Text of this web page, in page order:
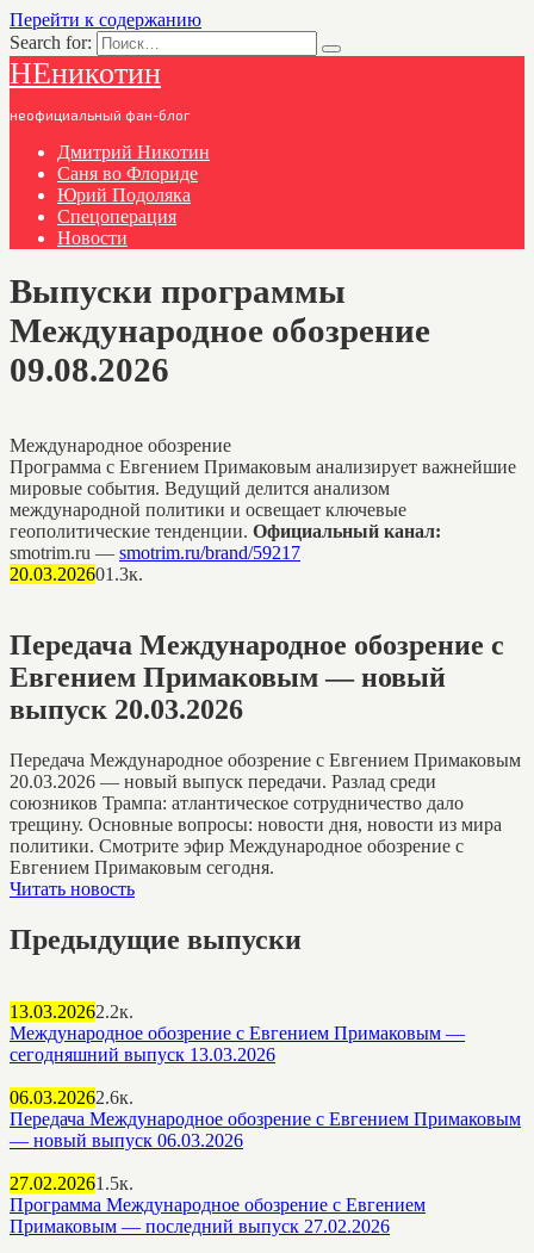
Перейти к содержанию
Search for:
НЕникотин
неофициальный фан-блог
Дмитрий Никотин
Саня во Флориде
Юрий Подоляка
Спецоперация
Новости
Выпуски программы
Международное обозрение
09.08.2026
Международное обозрение
Программа с Евгением Примаковым анализирует важнейшие
мировые события. Ведущий делится анализом
международной политики и освещает ключевые
геополитические тенденции. Официальный канал:
smotrim.ru — smotrim.ru/brand/59217
20.03.202601.3к.
Передача Международное обозрение с
Евгением Примаковым — новый
выпуск 20.03.2026
Передача Международное обозрение с Евгением Примаковым
20.03.2026 — новый выпуск передачи. Разлад среди
союзников Трампа: атлантическое сотрудничество дало
трещину. Основные вопросы: новости дня, новости из мира
политики. Смотрите эфир Международное обозрение с
Евгением Примаковым сегодня.
Читать новость
Предыдущие выпуски
13.03.20262.2к.
Международное обозрение с Евгением Примаковым —
сегодняшний выпуск 13.03.2026
06.03.20262.6к.
Передача Международное обозрение с Евгением Примаковым
— новый выпуск 06.03.2026
27.02.20261.5к.
Программа Международное обозрение с Евгением
Примаковым — последний выпуск 27.02.2026